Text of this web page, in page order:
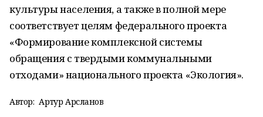
культуры населения, а также в полной мере
соответствует целям федерального проекта
«Формирование комплексной системы
обращения с твердыми коммунальными
отходами» национального проекта «Экология».
Автор: Артур Арсланов